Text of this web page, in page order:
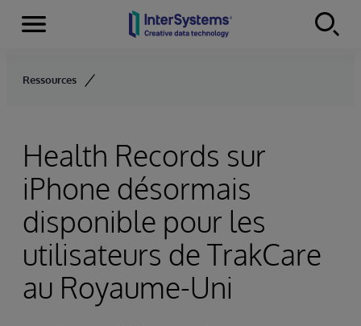
Skip to content
Menu
Ressources
Health Records sur
iPhone désormais
disponible pour les
utilisateurs de TrakCare
au Royaume-Uni